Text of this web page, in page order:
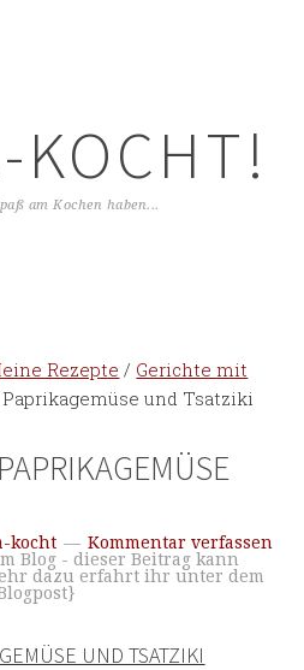
KOCHT!
am Kochen haben...
Rezepte / Gerichte mit
und Tsatziki
kocht
Kommentar verfassen
Blog - dieser Beitrag kann
dazu erfahrt ihr unter dem
UND TSATZIKI